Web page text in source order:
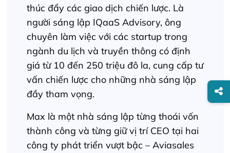
thúc đẩy các giao dịch chiến lược. Là
người sáng lập IQaaS Advisory, ông
chuyên làm việc với các startup trong
ngành du lịch và truyền thông có định
giá từ 10 đến 250 triệu đô la, cung cấp tư
vấn chiến lược cho những nhà sáng lập
đầy tham vọng.
Max là một nhà sáng lập từng thoái vốn
thành công và từng giữ vị trí CEO tại hai
công ty phát triển vượt bậc – Aviasales